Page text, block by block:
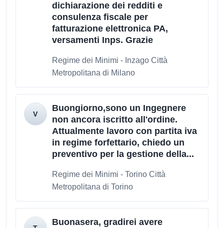
dichiarazione dei redditi e
consulenza fiscale per
fatturazione elettronica PA,
versamenti Inps. Grazie
Regime dei Minimi - Inzago Città
Metropolitana di Milano
Buongiorno,sono un Ingegnere
non ancora iscritto all'ordine.
Attualmente lavoro con partita iva
in regime forfettario, chiedo un
preventivo per la gestione della...
Regime dei Minimi - Torino Città
Metropolitana di Torino
Buonasera, gradirei avere